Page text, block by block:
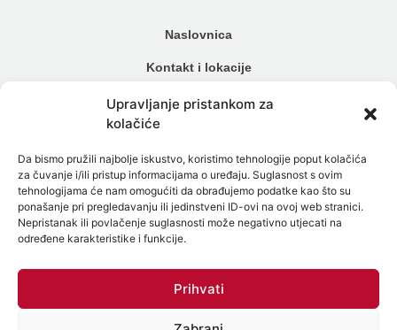
Upravljanje pristankom za
kolačiće
Da bismo pružili najbolje iskustvo, koristimo tehnologije poput kolačića
za čuvanje i/ili pristup informacijama o uređaju. Suglasnost s ovim
tehnologijama će nam omogućiti da obrađujemo podatke kao što su
ponašanje pri pregledavanju ili jedinstveni ID-ovi na ovoj web stranici.
Nepristanak ili povlačenje suglasnosti može negativno utjecati na
određene karakteristike i funkcije.
Prihvati
Naslovnica
Kontakt i lokacije
Cjenik
Načini plaćanja
Alergijski testovi
Genetski testovi
Testiranje na spolne bolesti
Mikrobiom